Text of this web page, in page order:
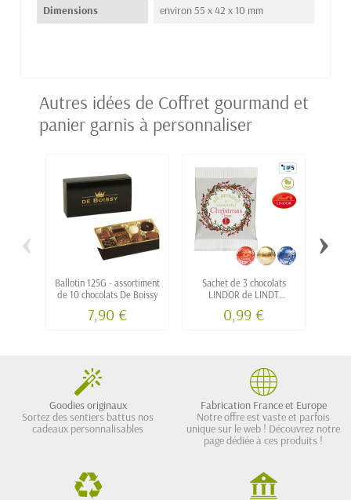
Dimensions environ 55 x 42 x 10 mm
Autres idées de Coffret gourmand et
panier garnis à personnaliser
Ballotin 125G - assortiment
de 10 chocolats De Boissy
7,90 €
Sachet de 3 chocolats
LINDOR de LINDT
0,99 €
‹ ›
Goodies originaux
Sortez des sentiers battus nos
cadeaux personnalisables
Fabrication France et Europe
Notre offre est vaste et parfois
unique sur le web ! Découvrez notre
page dédiée à ces produits !